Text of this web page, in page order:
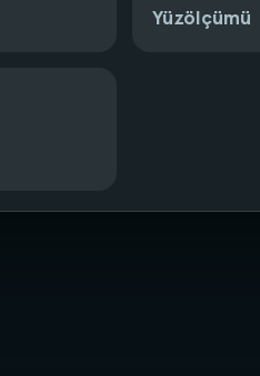
Yüzölçümü